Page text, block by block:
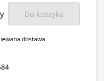
Do koszyka
dostawa